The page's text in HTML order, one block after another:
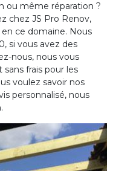
ou même réparation ?
chez JS Pro Renov,
ce domaine. Nous
si vous avez des
nous, nous vous
frais pour les
voulez savoir nos
personnalisé, nous